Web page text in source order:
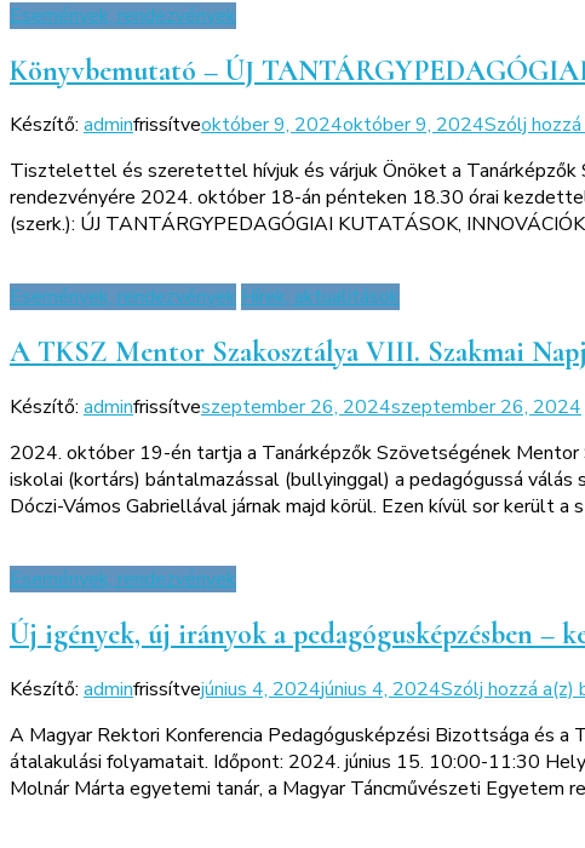
Események, rendezvények
Könyvbemutató – ÚJ
Készítő: adminfrissítveoktóber 9, 2024október 9, 2024Szólj
Tisztelettel és szeretettel hívjuk és várjuk Önöket a
rendezvényére 2024. október 18-án pénteken 18.30 órai
(szerk.): ÚJ TANTÁRGYPEDAGÓGIAI KUTATÁSOK,
Események, rendezvényekHírek, aktualitások
A TKSZ Mentor Szakosztálya VIII. Szakmai
Készítő: adminfrissítveszeptember 26, 2024szeptember 26, 2024
2024. október 19-én tartja a Tanárképzők Szövetségének
iskolai (kortárs) bántalmazással (bullyinggal) a pedagógussá
Dóczi-Vámos Gabriellával járnak majd körül. Ezen kívül sor került
Események, rendezvények
Új igények, új irányok a pedagógusképzésben –
Készítő: adminfrissítvejúnius 4, 2024június 4, 2024Szólj hozzá a(z)
A Magyar Rektori Konferencia Pedagógusképzési Bizottsága és
átalakulási folyamatait. Időpont: 2024. június 15. 10:00-11:30
Molnár Márta egyetemi tanár, a Magyar Táncművészeti Egyetem